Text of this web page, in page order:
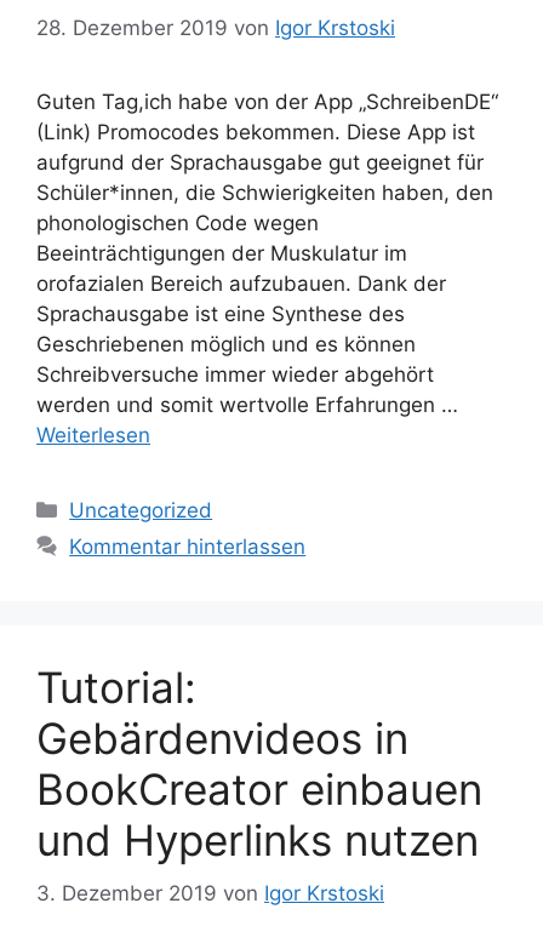
28. Dezember 2019 von Igor Krstoski
Guten Tag,ich habe von der App „SchreibenDE“
(Link) Promocodes bekommen. Diese App ist
aufgrund der Sprachausgabe gut geeignet für
Schüler*innen, die Schwierigkeiten haben, den
phonologischen Code wegen
Beeinträchtigungen der Muskulatur im
orofazialen Bereich aufzubauen. Dank der
Sprachausgabe ist eine Synthese des
Geschriebenen möglich und es können
Schreibversuche immer wieder abgehört
werden und somit wertvolle Erfahrungen …
Weiterlesen
Kategorien
Uncategorized
Kommentar hinterlassen
Tutorial:
Gebärdenvideos in
BookCreator einbauen
und Hyperlinks nutzen
3. Dezember 2019 von Igor Krstoski